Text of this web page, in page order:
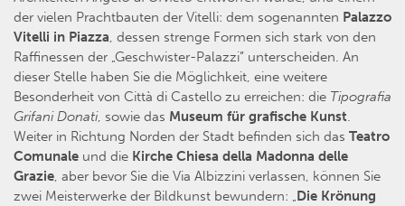
der vielen Prachtbauten der Vitelli: dem sogenannten Palazzo
Vitelli in Piazza, dessen strenge Formen sich stark von den
Raffinessen der „Geschwister-Palazzi” unterscheiden. An
dieser Stelle haben Sie die Möglichkeit, eine weitere
Besonderheit von Città di Castello zu erreichen: die Tipografia
Grifani Donati, sowie das Museum für grafische Kunst.
Weiter in Richtung Norden der Stadt befinden sich das Teatro
Comunale und die Kirche Chiesa della Madonna delle
Grazie, aber bevor Sie die Via Albizzini verlassen, können Sie
zwei Meisterwerke der Bildkunst bewundern: „Die Krönung